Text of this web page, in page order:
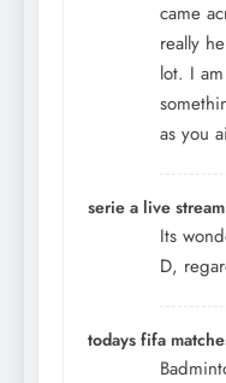
came
really
lot. I
as you
serie a live
Its
D,
todays fifa